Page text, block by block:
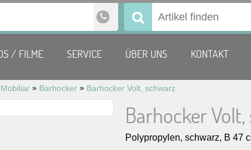
Suchen
/ FILME SERVICE ÜBER UNS KONTAKT
Mobiliar » Barhocker » Barhocker Volt, schwarz
Barhocker
Polypropylen, schwarz, B 47